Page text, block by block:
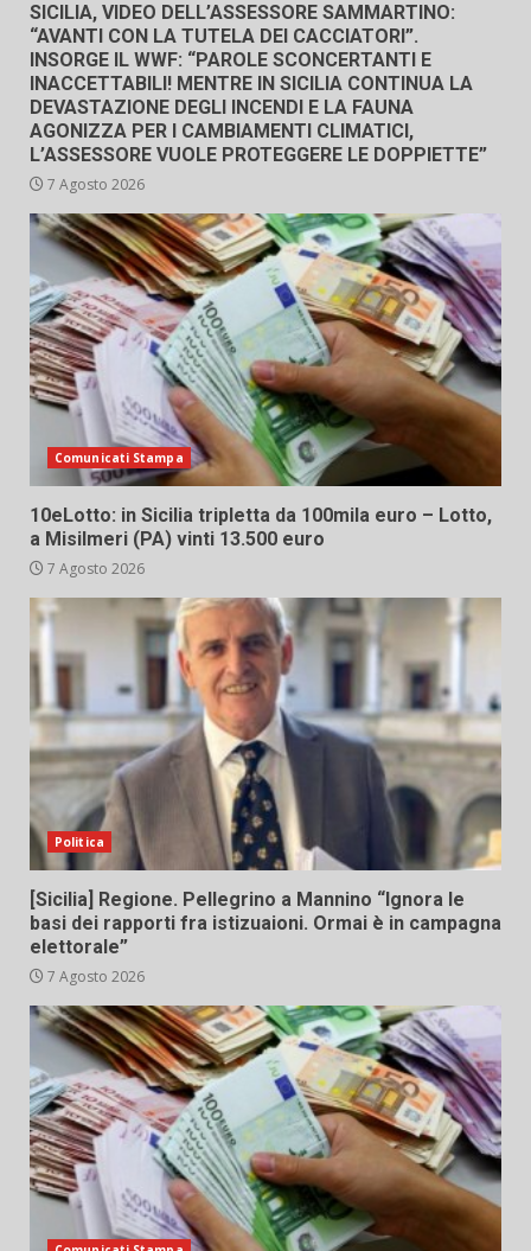
SICILIA, VIDEO DELL’ASSESSORE SAMMARTINO:
“AVANTI CON LA TUTELA DEI CACCIATORI”.
INSORGE IL WWF: “PAROLE SCONCERTANTI E
INACCETTABILI! MENTRE IN SICILIA CONTINUA LA
DEVASTAZIONE DEGLI INCENDI E LA FAUNA
AGONIZZA PER I CAMBIAMENTI CLIMATICI,
L’ASSESSORE VUOLE PROTEGGERE LE DOPPIETTE”
7 Agosto 2026
Comunicati Stampa
10eLotto: in Sicilia tripletta da 100mila euro – Lotto,
a Misilmeri (PA) vinti 13.500 euro
7 Agosto 2026
Politica
[Sicilia] Regione. Pellegrino a Mannino “Ignora le
basi dei rapporti fra istizuaioni. Ormai è in campagna
elettorale”
7 Agosto 2026